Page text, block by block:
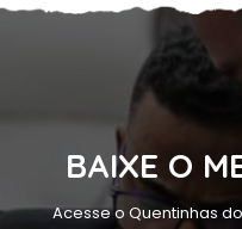
BAIXE O
Acesse o Quentinhas